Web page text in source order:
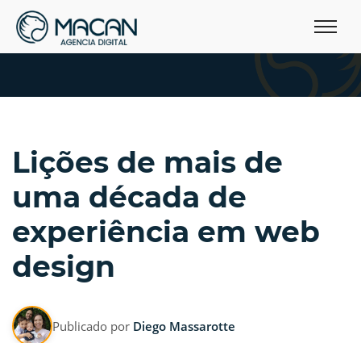
Lições de mais de
uma década de
experiência em web
design
Publicado por Diego Massarotte